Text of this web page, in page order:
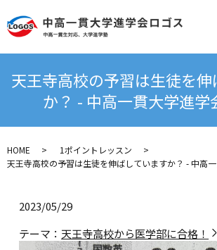
天王寺高校の予習は生徒を
か？ - 中高一貫大学進学
HOME
1ポイントレッスン
天王寺高校の予習は生徒を伸ばしていますか？ - 中高
2023/05/29
テーマ： 天王寺高校から医学部に合格！